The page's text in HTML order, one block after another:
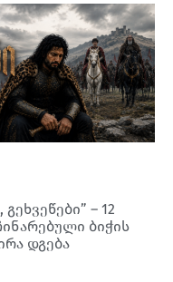
– 12
ბიჭის
დგება